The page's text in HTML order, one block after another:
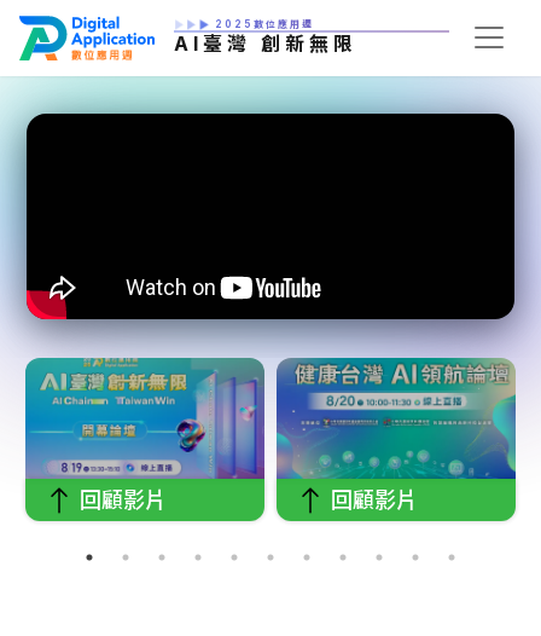
2025數位應用週
AI臺灣 創新無限